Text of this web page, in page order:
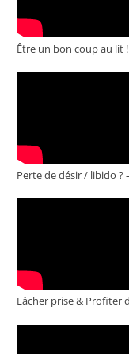
Être un bon coup au lit !
Perte de désir / libido
Lâcher prise & Profiter